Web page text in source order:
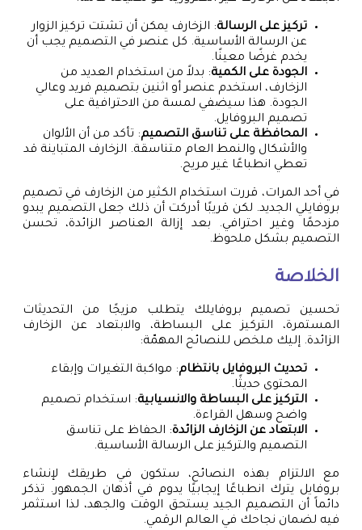
تركيز على الرسالة: الزخارف يمكن أن تشتت تركيز الزوار
عن الرسالة الأساسية. كل عنصر في التصميم يجب أن
يخدم غرضًا معينًا.
الجودة على الكمية: بدلاً من استخدام العديد من
الزخارف، استخدم عنصر أو اثنين بتصميم فريد وعالي
الجودة. هذا سيضفي لمسة من الاحترافية على
تصميم البروفايل.
المحافظة على تناسق التصميم: تأكد من أن الألوان
والأشكال والنمط العام متناسقة. الزخارف المتباينة قد
تعطي انطباعًا غير مريح.
في أحد المرات، قررت استخدام الكثير من الزخارف في تصميم
بروفايلي الجديد. لكن قريبًا أدركت أن ذلك جعل التصميم يبدو
مزدحمًا وغير احترافي. بعد إزالة العناصر الزائدة، تحسن
التصميم بشكل ملحوظ.
الخلاصة
تحسين تصميم بروفايلك يتطلب مزيجًا من التحديثات
المستمرة، التركيز على البساطة، والابتعاد عن الزخارف
الزائدة. إليك ملخص للنصائح المهمّة:
تحديث البروفايل بانتظام: مواكبة التغيرات وإبقاء
المحتوى حديثًا.
التركيز على البساطة والانسيابية: استخدام تصميم
واضح وسهل القراءة.
الابتعاد عن الزخارف الزائدة: الحفاظ على تناسق
التصميم والتركيز على الرسالة الأساسية.
مع الالتزام بهذه النصائح، ستكون في طريقك لإنشاء
بروفايل يترك انطباعًا إيجابيًا يدوم في أذهان الجمهور. تذكر
دائماً أن التصميم الجيد يستحق الوقت والجهد، لذا استثمر
فيه لضمان نجاحك في العالم الرقمي.